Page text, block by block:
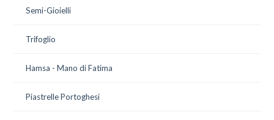
Semi-Gioielli
Trifoglio
Hamsa - Mano di Fatima
Piastrelle Portoghesi